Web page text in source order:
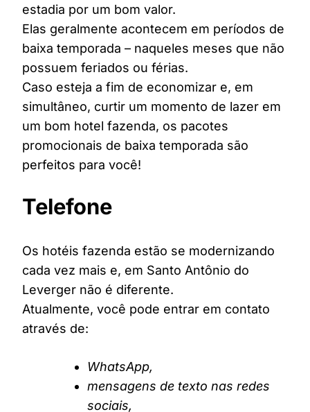
estadia por um bom valor.
Elas geralmente acontecem em períodos de
baixa temporada – naqueles meses que não
possuem feriados ou férias.
Caso esteja a fim de economizar e, em
simultâneo, curtir um momento de lazer em
um bom hotel fazenda, os pacotes
promocionais de baixa temporada são
perfeitos para você!
Telefone
Os hotéis fazenda estão se modernizando
cada vez mais e, em Santo Antônio do
Leverger não é diferente.
Atualmente, você pode entrar em contato
através de:
WhatsApp,
mensagens de texto nas redes
sociais,